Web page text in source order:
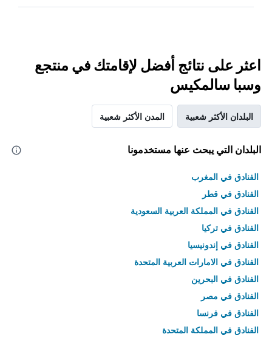
اعثر على نتائج أفضل لإقامتك في منتجع
وسبا سالمكيس
البلدان الأكثر شعبية المدن الأكثر شعبية
البلدان التي يبحث عنها مستخدمونا
الفنادق في المغرب
الفنادق في قطر
الفنادق في المملكة العربية السعودية
الفنادق في تركيا
الفنادق في إندونيسيا
الفنادق في الامارات العربية المتحدة
الفنادق في البحرين
الفنادق في مصر
الفنادق في فرنسا
الفنادق في المملكة المتحدة